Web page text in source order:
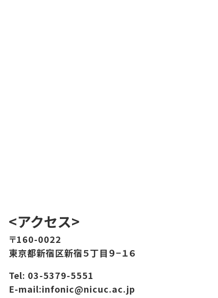
<アクセス>
〒160-0022
東京都新宿区新宿５丁目９−１６
Tel: 03-5379-5551
E-mail:infonic@nicuc.ac.jp